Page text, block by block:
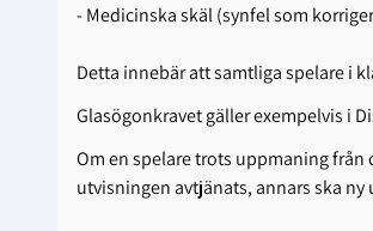
- Medicinska skäl (synfel som
Detta innebär att samtliga spelare i
Glasögonkravet gäller exempelvis i
Om en spelare trots uppmaning från
utvisningen avtjänats, annars ska ny